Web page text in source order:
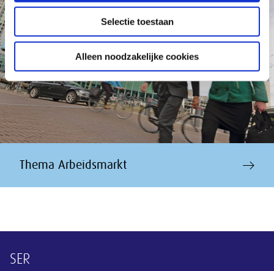
Selectie toestaan
Alleen noodzakelijke cookies
Thema Arbeidsmarkt
Overige informatie
SER